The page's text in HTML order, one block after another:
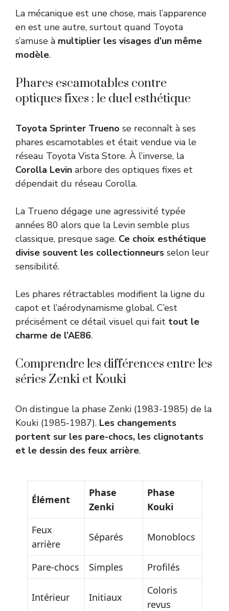
La mécanique est une chose, mais l’apparence
en est une autre, surtout quand Toyota
s’amuse à multiplier les visages d’un même
modèle.
Phares escamotables contre
optiques fixes : le duel esthétique
Toyota Sprinter Trueno se reconnaît à ses
phares escamotables et était vendue via le
réseau Toyota Vista Store. À l’inverse, la
Corolla Levin arbore des optiques fixes et
dépendait du réseau Corolla.
La Trueno dégage une agressivité typée
années 80 alors que la Levin semble plus
classique, presque sage. Ce choix esthétique
divise souvent les collectionneurs selon leur
sensibilité.
Les phares rétractables modifient la ligne du
capot et l’aérodynamisme global. C’est
précisément ce détail visuel qui fait tout le
charme de l’AE86.
Comprendre les différences entre les
séries Zenki et Kouki
On distingue la phase Zenki (1983-1985) de la
Kouki (1985-1987). Les changements
portent sur les pare-chocs, les clignotants
et le dessin des feux arrière.
Élément
Phase
Zenki
Phase
Kouki
Feux
arrière
Séparés Monoblocs
Pare-chocs Simples Profilés
Intérieur Initiaux
Coloris
revus